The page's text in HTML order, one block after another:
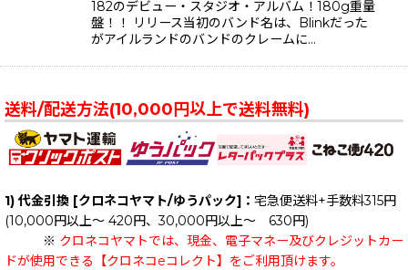
182のデビュー・スタジオ・アルバム！180g重量
盤！！ リリース当初のバンド名は、Blinkだった
がアイルランドのバンドのクレームに…
送料/配送方法(10,000円以上で送料無料)
1) 代金引換 [クロネコヤマト/ゆうパック]： 宅急便送料+手数料315円
(10,000円以上～ 420円、30,000円以上～ 630円)
※ クロネコヤマトでは、現金、電子マネー及びクレジットカー
ドが使用できる【クロネコeコレクト】をご利用頂けます。